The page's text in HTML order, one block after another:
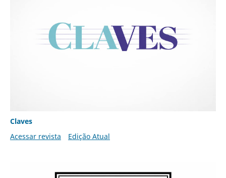
Claves
Acessar revista
Edição Atual